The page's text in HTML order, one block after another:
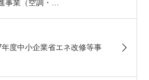
事業（空調・…
年度中小企業省エネ改修等事